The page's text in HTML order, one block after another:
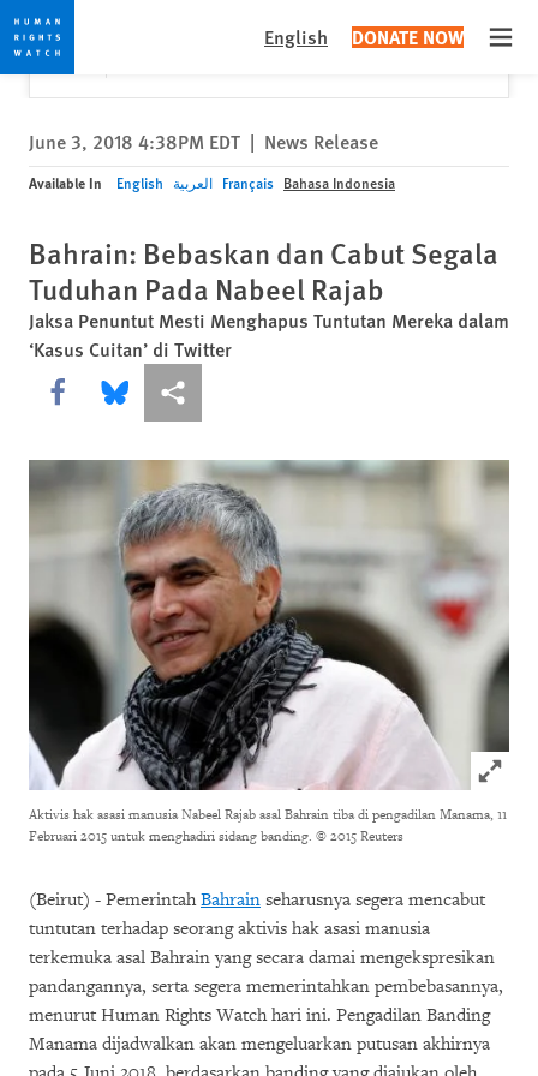
Skip
to
cookie
privacy
notice
Skip
to
main
content
English DONATE NOW
Would you like to read this page in English?
Yes
✕
June 3, 2018 4:38PM EDT | News Release
Available In English العربية Français Bahasa Indonesia
Bahrain: Bebaskan dan Cabut Segala
Tuduhan Pada Nabeel Rajab
Jaksa Penuntut Mesti Menghapus Tuntutan Mereka dalam
‘Kasus Cuitan’ di Twitter
Share this via Facebook
Share this via Bluesky
More sharing options
Click
Aktivis hak asasi manusia Nabeel Rajab asal Bahrain tiba di pengadilan Manama, 11
Februari 2015 untuk menghadiri sidang banding. © 2015 Reuters
(Beirut) - PemerintahBahrain seharusnya segera mencabut
tuntutan terhadap seorang aktivis hak asasi manusia
terkemuka asal Bahrain yang secara damai mengekspresikan
pandangannya, serta segera memerintahkan pembebasannya,
menurut Human Rights Watch hari ini. Pengadilan Banding
Manama dijadwalkan akan mengeluarkan putusan akhirnya